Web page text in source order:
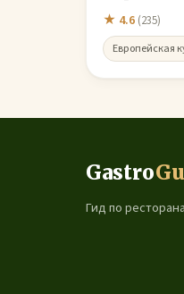
★ 4.6 (235)
Европейская
Gastro
Гид по